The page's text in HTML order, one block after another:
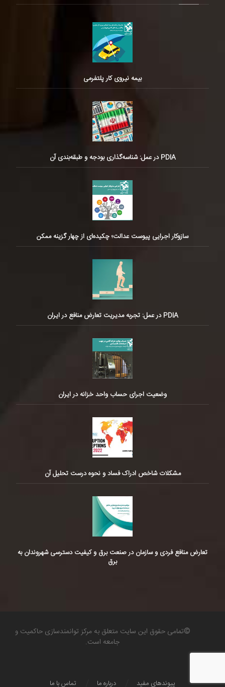
بیمه نیروی کار پلتفرمی
PDIA در عمل: شناسه‌گذاری بودجه و طبقه‌بندی آن
سازوکار اجرایی پیوست عدالت؛ چکیده‌ای از چهار گزینه ممکن
PDIA در عمل: تجربه مدیریت تعارض منافع در ایران
وضعیت اجرای حساب واحد خزانه در ایران
مشکلات شاخص ادراک فساد و نحوه درست تحلیل آن
تعارض منافع فردی و سازمان در صنعت برق و کیفیت دسترسی شهروندان به
برق
©تمامی حقوق این سایت متعلق به مرکز توانمندسازی حاکمیت و
جامعه است.
تماس با ما درباره ما پیوندهای مفید